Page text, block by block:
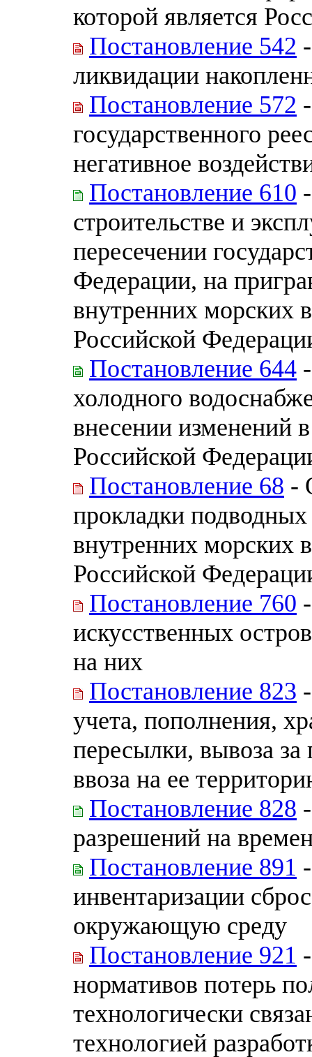
которой является
Постановление 542
ликвидации
Постановление 572
государственного
негативное
Постановление 610
строительстве и
пересечении
Федерации, на
внутренних морских
Российской
Постановление 644
холодного
внесении изменений
Российской
Постановление 68 -
прокладки
внутренних морских
Российской
Постановление 760
искусственных
на них
Постановление 823
учета, пополнения,
пересылки, вывоза
ввоза на ее
Постановление 828
разрешений на
Постановление 891
инвентаризации
окружающую среду
Постановление 921
нормативов потерь
технологически
технологией